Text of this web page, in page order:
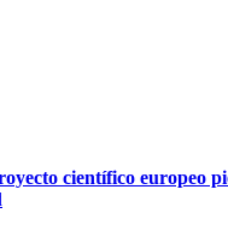
científico europeo